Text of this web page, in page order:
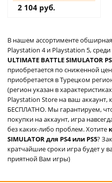
2 104 руб.
В нашем ассортименте
Playstation 4 и Playstation 5,
ULTIMATE BATTLE SIMULATOR
приобретается по сниженной
приобретается в Турецком
(регион указан в
Playstation Store на ваш аккаунт,
БЕСПЛАТНО. Мы гарантируем,
покупки на аккаунт, игра
без каких-либо проблем. Хотите
SIMULATOR для PS4 или PS5?
кратчайшие сроки игра будет у
приятной Вам игры)